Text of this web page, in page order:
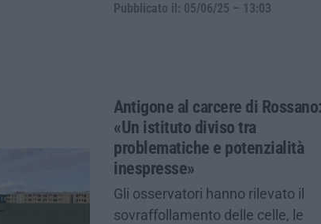
Pubblicato il: 05/06/25 – 13:03
Antigone al carcere di Rossano:
«Un istituto diviso tra
problematiche e potenzialità
inespresse»
Gli osservatori hanno rilevato il
sovraffollamento delle celle, le